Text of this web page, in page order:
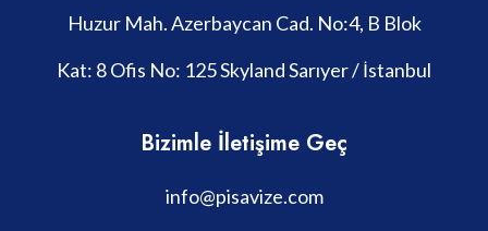
Huzur Mah. Azerbaycan Cad. No:4, B Blok
Kat: 8 Ofis No: 125 Skyland Sarıyer / İstanbul
Bizimle İletişime Geç
info@pisavize.com